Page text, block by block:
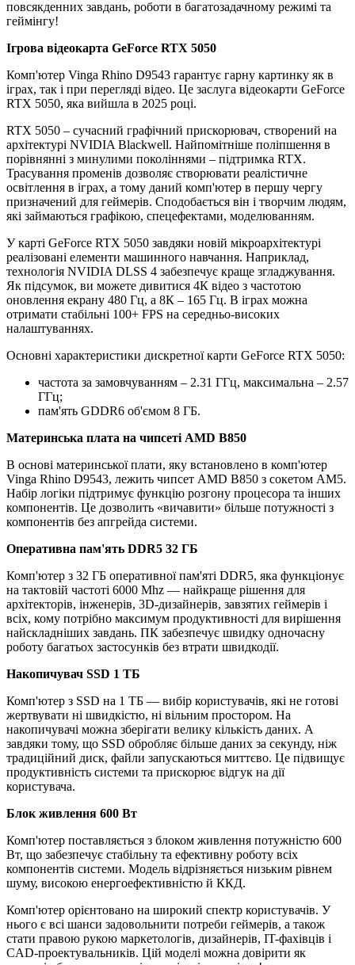
повсякденних завдань, роботи в багатозадачному режимі та
геймінгу!
Ігрова відеокарта GeForce RTX 5050
Комп'ютер Vinga Rhino D9543 гарантує гарну картинку як в
іграх, так і при перегляді відео. Це заслуга відеокарти GeForce
RTX 5050, яка вийшла в 2025 році.
RTX 5050 – сучасний графічний прискорювач, створений на
архітектурі NVIDIA Blackwell. Найпомітніше поліпшення в
порівнянні з минулими поколіннями – підтримка RTX.
Трасування променів дозволяє створювати реалістичне
освітлення в іграх, а тому даний комп'ютер в першу чергу
призначений для геймерів. Сподобається він і творчим людям,
які займаються графікою, спецефектами, моделюванням.
У карті GeForce RTX 5050 завдяки новій мікроархітектурі
реалізовані елементи машинного навчання. Наприклад,
технологія NVIDIA DLSS 4 забезпечує краще згладжування.
Як підсумок, ви можете дивитися 4К відео з частотою
оновлення екрану 480 Гц, а 8К – 165 Гц. В іграх можна
отримати стабільні 100+ FPS на середньо-високих
налаштуваннях.
Основні характеристики дискретної карти GeForce RTX 5050:
частота за замовчуванням – 2.31 ГГц, максимальна – 2.57
ГГц;
пам'ять GDDR6 об'ємом 8 ГБ.
Материнська плата на чипсеті AMD B850
В основі материнської плати, яку встановлено в комп'ютер
Vinga Rhino D9543, лежить чипсет AMD B850 з сокетом AM5.
Набір логіки підтримує функцію розгону процесора та інших
компонентів. Це дозволить «вичавити» більше потужності з
компонентів без апгрейда системи.
Оперативна пам'ять DDR5 32 ГБ
Комп'ютер з 32 ГБ оперативної пам'яті DDR5, яка функціонує
на тактовій частоті 6000 Mhz — найкраще рішення для
архітекторів, інженерів, 3D-дизайнерів, завзятих геймерів і
всіх, кому потрібно максимум продуктивності для вирішення
найскладніших завдань. ПК забезпечує швидку одночасну
роботу багатьох застосунків без втрати швидкодії.
Накопичувач SSD 1 ТБ
Комп'ютер з SSD на 1 ТБ — вибір користувачів, які не готові
жертвувати ні швидкістю, ні вільним простором. На
накопичувачі можна зберігати велику кількість даних. А
завдяки тому, що SSD обробляє більше даних за секунду, ніж
традиційний диск, файли запускаються миттєво. Це підвищує
продуктивність системи та прискорює відгук на дії
користувача.
Блок живлення 600 Вт
Комп'ютер поставляється з блоком живлення потужністю 600
Вт, що забезпечує стабільну та ефективну роботу всіх
компонентів системи. Модель відрізняється низьким рівнем
шуму, високою енергоефективністю й ККД.
Комп'ютер орієнтовано на широкий спектр користувачів. У
нього є всі шанси задовольнити потреби геймерів, а також
стати правою рукою маркетологів, дизайнерів, IT-фахівців і
CAD-проектувальників. Цій моделі можна довірити як